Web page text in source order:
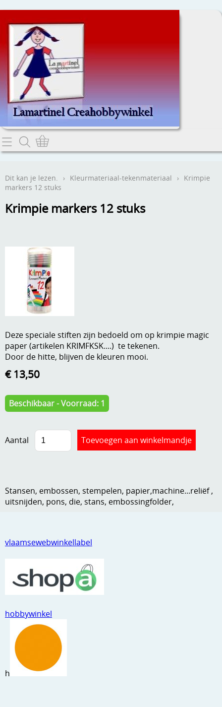
Home
Contact
Webwinkel
Aanbiedingen
Andere
Boeken en magazines
Dies om te stansen
DVD-CD
Embossen
Handige extra's
Hechtingsmaterialen
Kleurmateriaal-tekenmateriaal
Leuke versieringen
Ponsen
Snijmaterialen
Speciaal papier
Stans machine en embossing machines
Stempels en zo
Verzend - en verpakkingsk
Mijn account
Anders creatief
vlaamsewebwinkellabel
hobbywinkel
h
Dit kan je lezen. › Kleurmateriaal-tekenmateriaal › Krimpie
markers 12 stuks
Krimpie markers 12 stuks
Deze speciale stiften zijn bedoeld om op krimpie magic
paper (artikelen KRIMFKSK....) te tekenen.
Door de hitte, blijven de kleuren mooi.
€ 13,50
Beschikbaar - Voorraad: 1
Aantal
Stansen, embossen, stempelen, papier,machine...reliëf ,
uitsnijden, pons, die, stans, embossingfolder,